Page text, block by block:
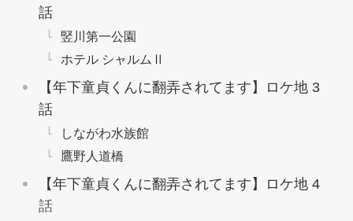
話
竪川第一公園
ホテル シャルムⅡ
【年下童貞くんに翻弄されてます】ロケ地 3
話
しながわ水族館
鷹野人道橋
【年下童貞くんに翻弄されてます】ロケ地 4
話